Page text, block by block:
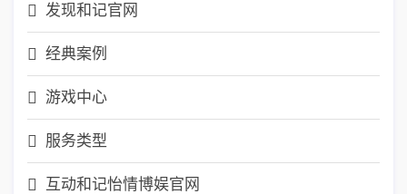
发现和记官网
经典案例
游戏中心
服务类型
互动和记怡情博娱官网